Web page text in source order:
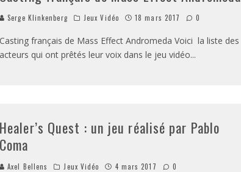
Serge Klinkenberg Jeux Vidéo 18 mars 2017 0
Casting français de Mass Effect Andromeda Voici la liste des
acteurs qui ont prêtés leur voix dans le jeu vidéo...
Healer’s Quest : un jeu réalisé par Pablo
Coma
Axel Bellens Jeux Vidéo 4 mars 2017 0